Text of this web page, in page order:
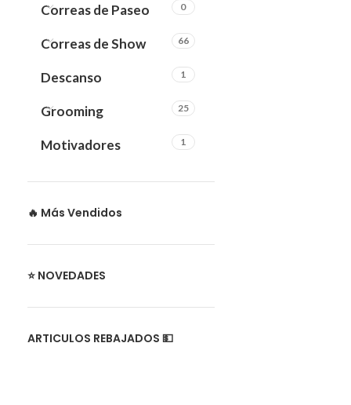
Correas de Paseo 0
Correas de Show 66
Descanso 1
Grooming 25
Motivadores 1
🔥 Más Vendidos
⭐ NOVEDADES
ARTICULOS REBAJADOS 💵